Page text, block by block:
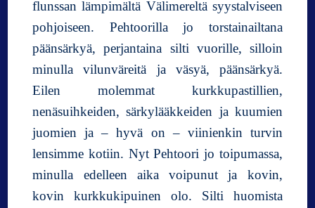
h
l
t
y
c
h
m
flunssan lämpimältä Välimereltä syystalviseen
pohjoiseen. Pehtoorilla jo torstainailtana
päänsärkyä, perjantaina silti vuorille, silloin
minulla vilunväreitä ja väsyä, päänsärkyä.
Eilen molemmat kurkkupastillien,
nenäsuihkeiden, särkylääkkeiden ja kuumien
juomien ja – hyvä on – viinienkin turvin
lensimme kotiin. Nyt Pehtoori jo toipumassa,
minulla edelleen aika voipunut ja kovin,
kovin kurkkukipuinen olo. Silti huomista